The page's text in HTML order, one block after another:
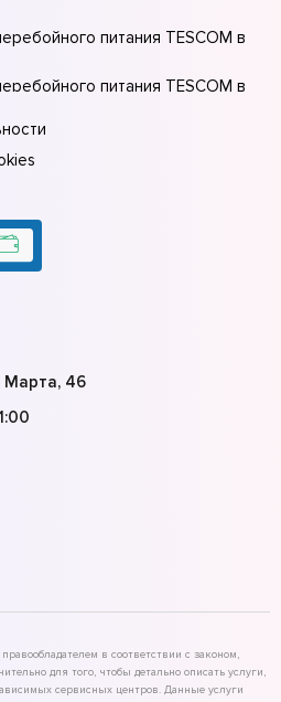
питания TESCOM в
питания TESCOM в
Марта, 46
в соответствии с законом,
для того, чтобы детально описать услуги,
сервисных центров. Данные услуги